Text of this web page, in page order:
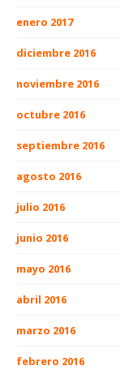
enero 2017
diciembre 2016
noviembre 2016
octubre 2016
septiembre 2016
agosto 2016
julio 2016
junio 2016
mayo 2016
abril 2016
marzo 2016
febrero 2016